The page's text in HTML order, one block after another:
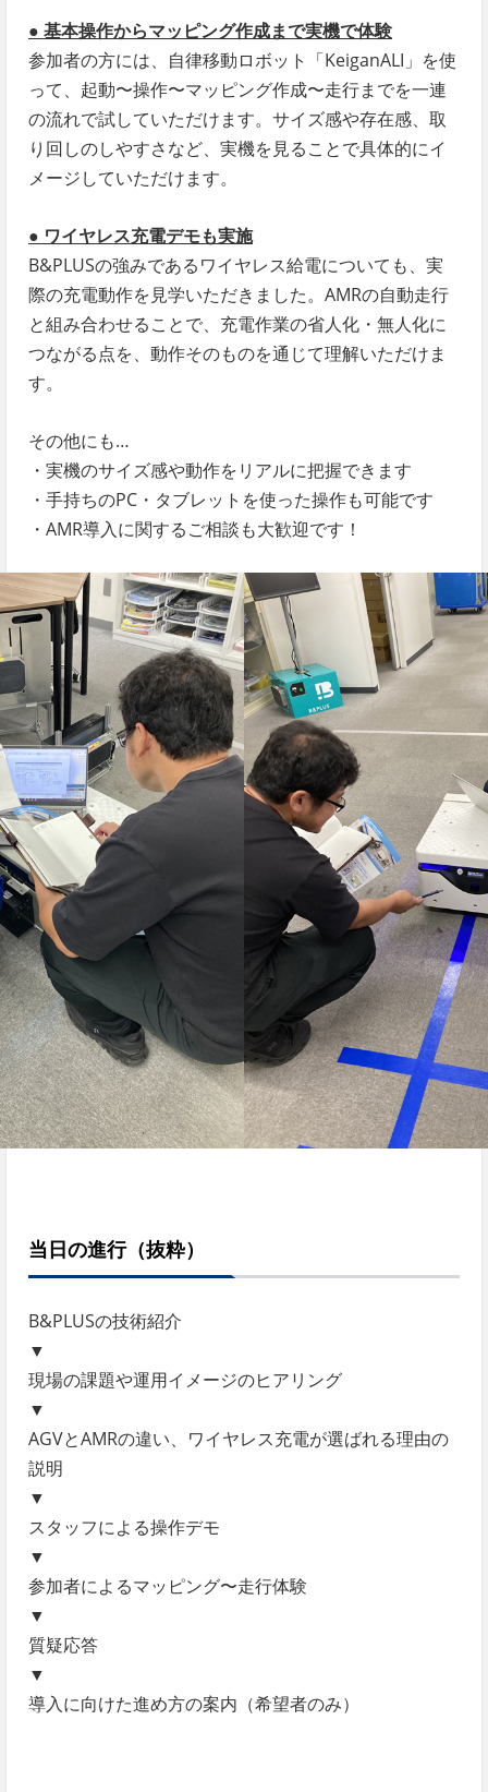
● 基本操作からマッピング作成まで実機で体験
参加者の方には、自律移動ロボット「KeiganALI」を使
って、起動〜操作〜マッピング作成〜走行までを一連
の流れで試していただけます。サイズ感や存在感、取
り回しのしやすさなど、実機を見ることで具体的にイ
メージしていただけます。
● ワイヤレス充電デモも実施
B&PLUSの強みであるワイヤレス給電についても、実
際の充電動作を見学いただきました。AMRの自動走行
と組み合わせることで、充電作業の省人化・無人化に
つながる点を、動作そのものを通じて理解いただけま
す。
その他にも…
・実機のサイズ感や動作をリアルに把握できます
・手持ちのPC・タブレットを使った操作も可能です
・AMR導入に関するご相談も大歓迎です！
当日の進行（抜粋）
B&PLUSの技術紹介
▼
現場の課題や運用イメージのヒアリング
▼
AGVとAMRの違い、ワイヤレス充電が選ばれる理由の
説明
▼
スタッフによる操作デモ
▼
参加者によるマッピング〜走行体験
▼
質疑応答
▼
導入に向けた進め方の案内（希望者のみ）